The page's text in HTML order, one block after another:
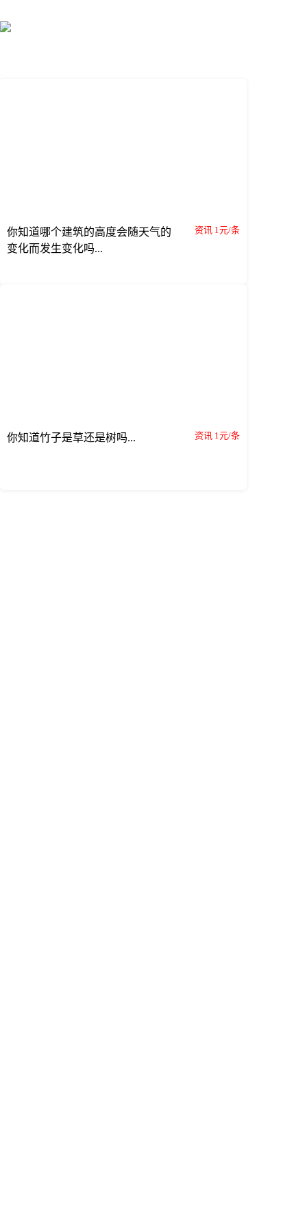
你知道哪个建筑的高度会随天气的
变化而发生变化吗...
资讯 1元/条
你知道竹子是草还是树吗... 资讯 1元/条